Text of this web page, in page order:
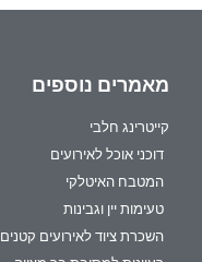
מאמרים נוספים
קייטרינג חלבי
דוכני אוכל לאירועים
המטבח האיטלקי
טעימות יין וגבינות
השכרת ציוד לאירועים קטנים